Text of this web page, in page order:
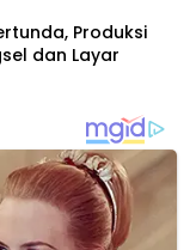
Produksi
dan Layar